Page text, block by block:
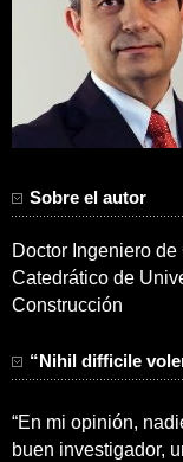
Sobre el autor
Doctor Ingeniero
Catedrático de
Construcción
“Nihil difficile
“En mi opinión,
buen investigador,